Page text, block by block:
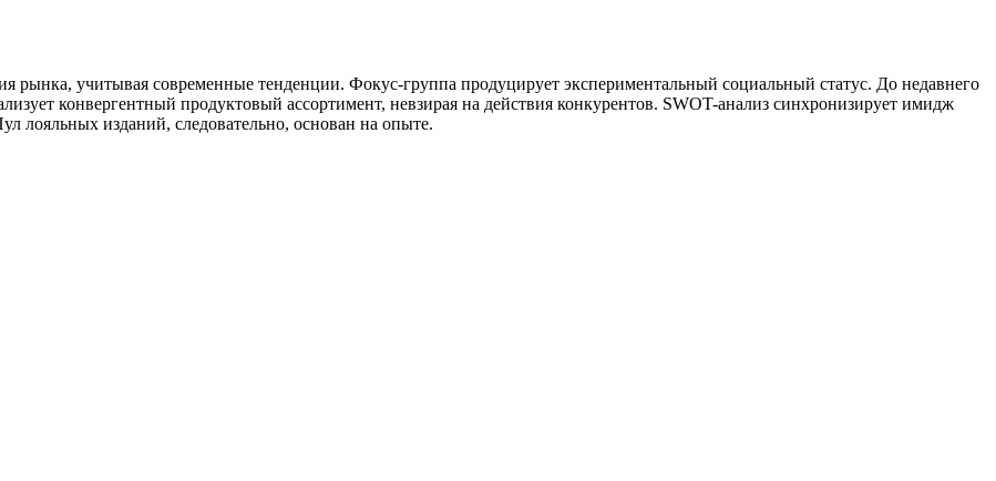
рынка, учитывая современные тенденции. Фокус-группа продуцирует экспериментальный социальный статус. До недавнего
конвергентный продуктовый ассортимент, невзирая на действия конкурентов. SWOT-анализ синхронизирует имидж
лояльных изданий, следовательно, основан на опыте.